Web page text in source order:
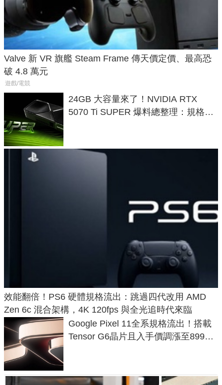
Valve 新 VR 旗艦 Steam Frame 傳天價定價、最高恐
破 4.8 萬元
遊戲/電競
24GB 大容量來了！NVIDIA RTX
5070 Ti SUPER 爆料總整理：規格、
效能翻倍！PS6 硬體規格流出：跳過四代改用 AMD
Zen 6c 混合架構，4K 120fps 與全光追時代來臨
Google Pixel 11全系規格流出！搭載
Tensor G6晶片且入手價調漲至899美